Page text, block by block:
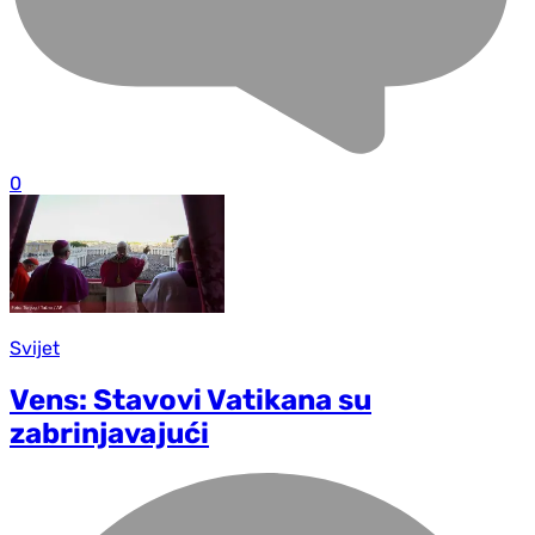
0
Svijet
Vens: Stavovi Vatikana su
zabrinjavajući